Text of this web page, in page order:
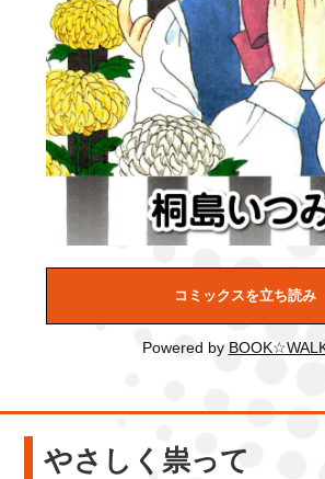
コミックスを立ち読み
Powered by
やさしく祟って